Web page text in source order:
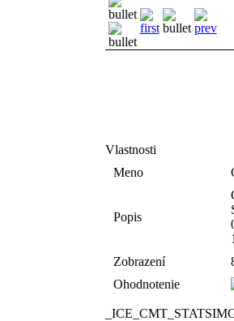
Vlastnosti
Meno
Popis
Zobrazení
Ohodnotenie